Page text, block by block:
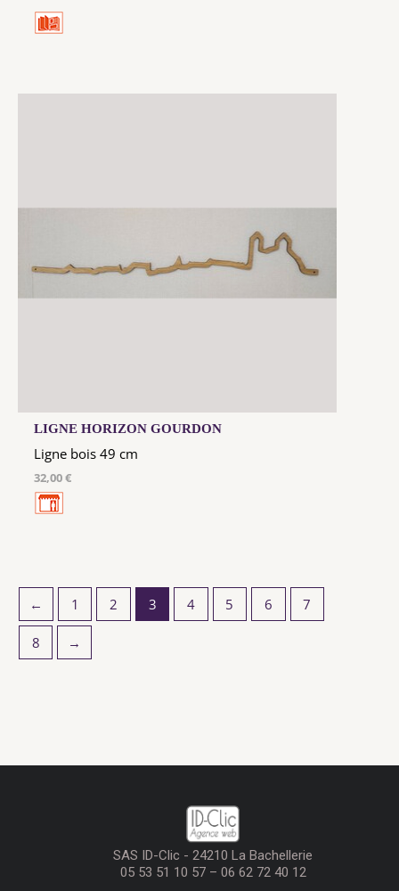
LIGNE HORIZON GOURDON
Ligne bois 49 cm
32,00 €
← 1 2 3 4 5 6 7
8 →
SAS ID-Clic - 24210 La Bachellerie
05 53 51 10 57 – 06 62 72 40 12